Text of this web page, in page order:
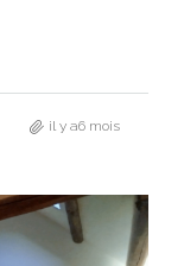
il y a6 mois